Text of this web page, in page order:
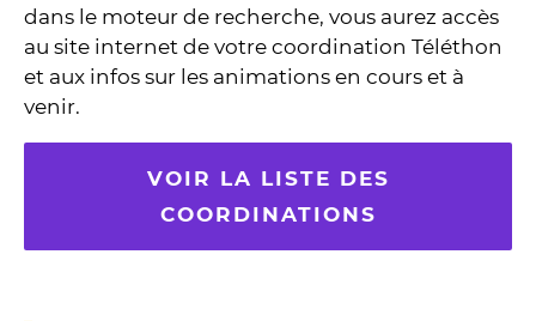
dans le moteur de recherche, vous aurez accès
au site internet de votre coordination Téléthon
et aux infos sur les animations en cours et à
venir.
VOIR LA LISTE DES
COORDINATIONS